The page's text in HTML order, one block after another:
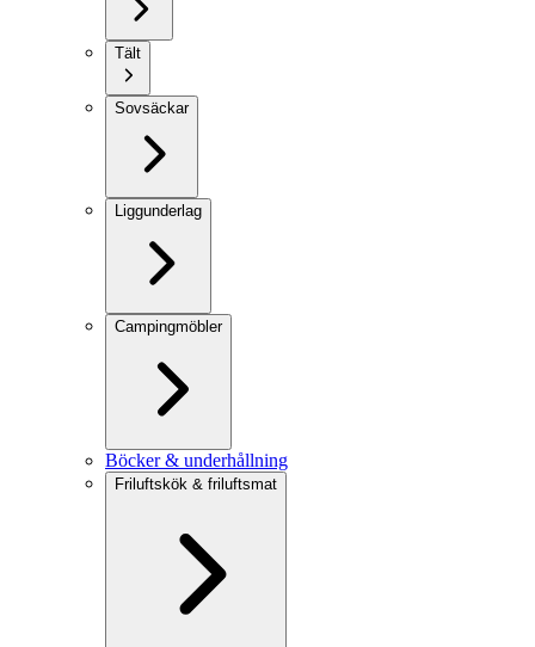
Tält
Sovsäckar
Liggunderlag
Campingmöbler
Böcker & underhållning
Friluftskök & friluftsmat